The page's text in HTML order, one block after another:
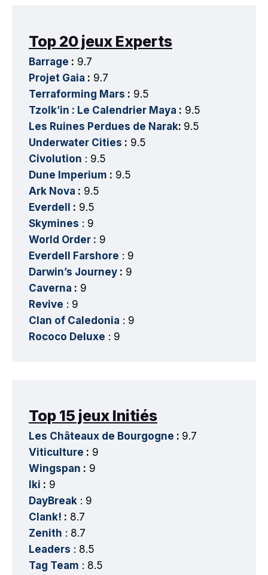
Top 20 jeux Experts
Barrage : 9.7
Projet Gaia : 9.7
Terraforming Mars : 9.5
Tzolk’in : Le Calendrier Maya : 9.5
Les Ruines Perdues de Narak: 9.5
Underwater Cities : 9.5
Civolution : 9.5
Dune Imperium : 9.5
Ark Nova : 9.5
Everdell
: 9.5
Skymines : 9
World Order : 9
Everdell Farshore : 9
Darwin’s Journey : 9
Caverna : 9
Revive : 9
Clan of Caledonia : 9
Rococo Deluxe : 9
Top 15 jeux Initiés
Les Châteaux de Bourgogne : 9.7
Viticulture : 9
Wingspan : 9
Iki : 9
DayBreak : 9
Clank! : 8.7
Zenith : 8.7
Leaders : 8.5
Tag Team : 8.5